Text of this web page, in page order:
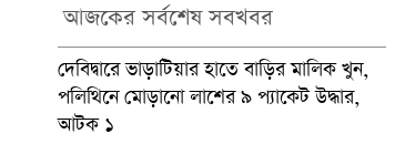
আজকের সর্বশেষ সবখবর
দেবিদ্বারে ভাড়াটিয়ার হাতে বাড়ির মালিক খুন,
পলিথিনে মোড়ানো লাশের ৯ প্যাকেট উদ্ধার,
আটক ১